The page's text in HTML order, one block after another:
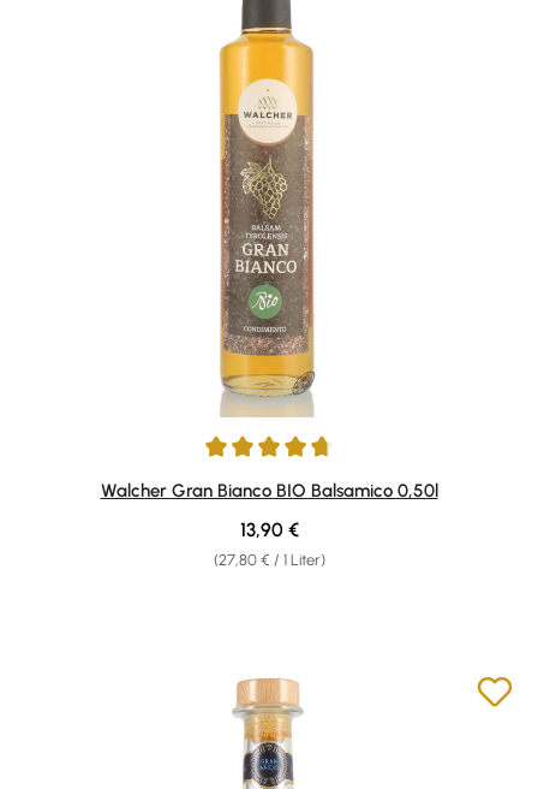
Durchschnittliche Bewertung von 4.75 von 5 Sternen
Walcher Gran Bianco BIO Balsamico 0,50l
(27,80 € / 1 Liter)
Regulärer Preis:
13,90 €